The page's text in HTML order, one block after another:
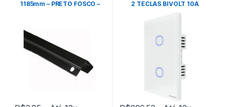
1185mm – PRETO FOSCO –
2 TECLAS BIVOLT 10A